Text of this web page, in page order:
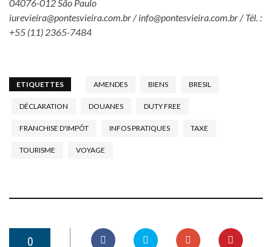
04076-012 São Paulo
iurevieira@pontesvieira.com.br / info@pontesvieira.com.br / Tél. :
+55 (11) 2365-7484
ETIQUETTES AMENDES BIENS BRESIL
DÉCLARATION DOUANES DUTY FREE
FRANCHISE D'IMPÔT INFOS PRATIQUES TAXE
TOURISME VOYAGE
0